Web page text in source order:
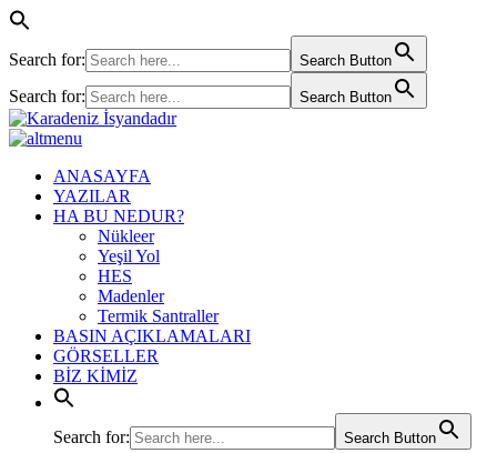
Search for: Search Button
Search for: Search Button
ANASAYFA
YAZILAR
HA BU NEDUR?
Nükleer
Yeşil Yol
HES
Madenler
Termik Santraller
BASIN AÇIKLAMALARI
GÖRSELLER
BİZ KİMİZ
Search for: Search Button